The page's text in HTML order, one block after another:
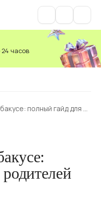
часов
полный гайд для р